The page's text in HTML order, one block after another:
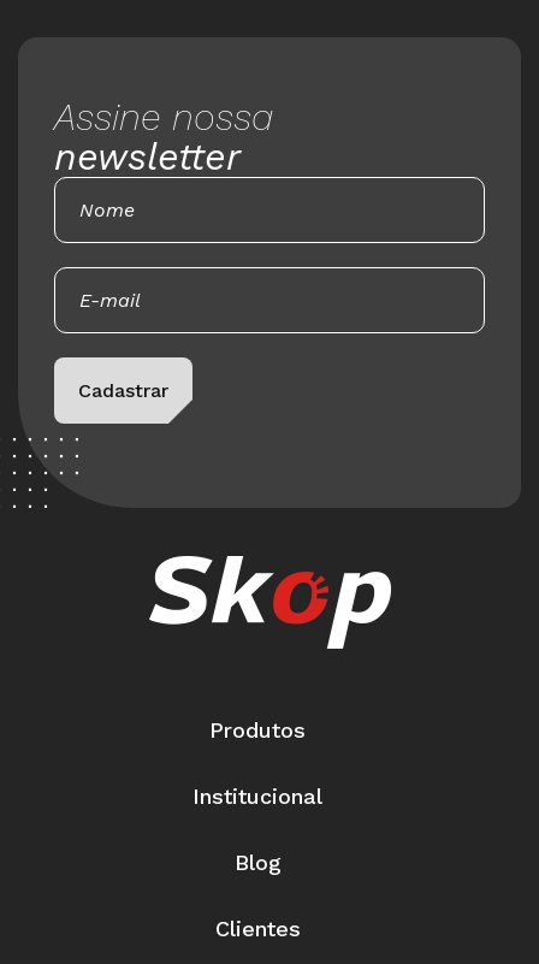
Assine nossa
newsletter
Please leave this field empty.
Cadastrar
Produtos
Institucional
Blog
Clientes